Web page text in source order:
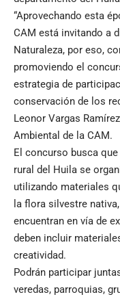
“Aprovechando esta
CAM está invitando a
Naturaleza, por eso,
promoviendo el
estrategia de
conservación de los
Leonor Vargas
Ambiental de la CAM.
El concurso busca
rural del Huila se
utilizando materiales
la flora silvestre
encuentran en vía de
deben incluir
creatividad.
Podrán participar
veredas, parroquias,